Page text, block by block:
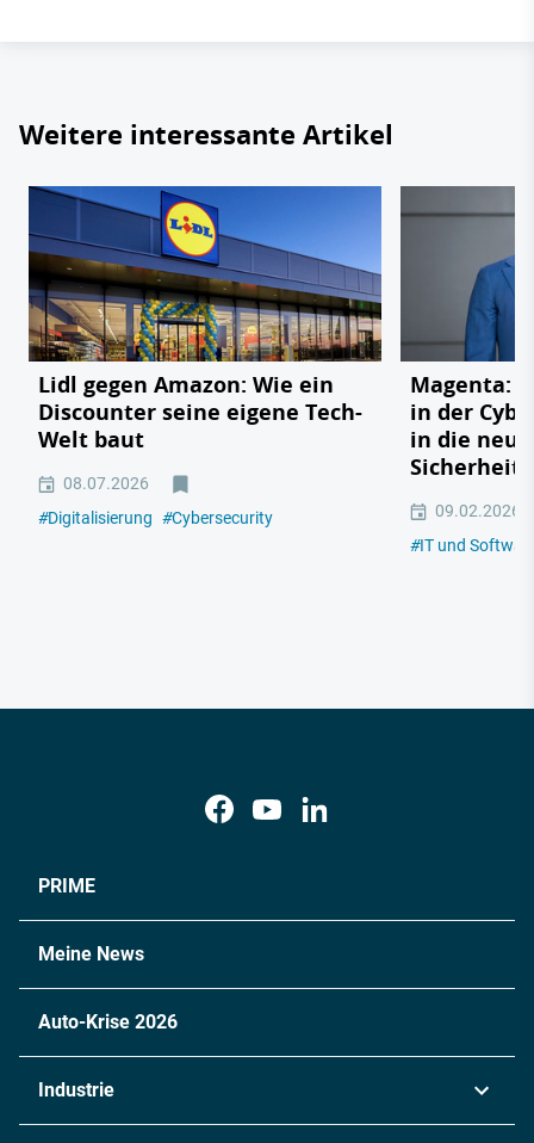
Weitere interessante Artikel
Lidl gegen Amazon: Wie ein
Discounter seine eigene Tech-
Welt baut
08.07.2026
#Digitalisierung #Cybersecurity
Magenta:
in der
in die neue
09.02.2026
#IT und
PRIME
Meine News
Auto-Krise 2026
Industrie